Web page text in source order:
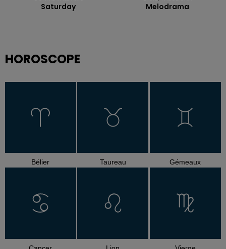
Saturday Melodrama
HOROSCOPE
Bélier Taureau Gémeaux